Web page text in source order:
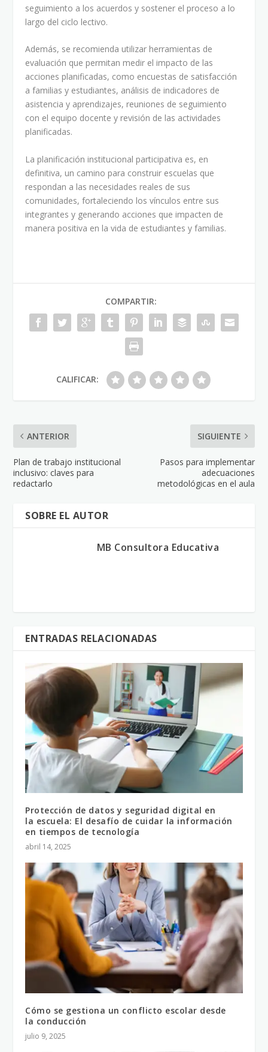
seguimiento a los acuerdos y sostener el proceso a lo
largo del ciclo lectivo.
Además, se recomienda utilizar herramientas de
evaluación que permitan medir el impacto de las
acciones planificadas, como encuestas de satisfacción
a familias y estudiantes, análisis de indicadores de
asistencia y aprendizajes, reuniones de seguimiento
con el equipo docente y revisión de las actividades
planificadas.
La planificación institucional participativa es, en
definitiva, un camino para construir escuelas que
respondan a las necesidades reales de sus
comunidades, fortaleciendo los vínculos entre sus
integrantes y generando acciones que impacten de
manera positiva en la vida de estudiantes y familias.
COMPARTIR:
CALIFICAR:
ANTERIOR
Plan de trabajo institucional
inclusivo: claves para
redactarlo
SIGUIENTE
Pasos para implementar
adecuaciones
metodológicas en el aula
SOBRE EL AUTOR
MB Consultora Educativa
ENTRADAS RELACIONADAS
Protección de datos y seguridad digital en
la escuela: El desafío de cuidar la información
en tiempos de tecnología
abril 14, 2025
Cómo se gestiona un conflicto escolar desde
la conducción
julio 9, 2025